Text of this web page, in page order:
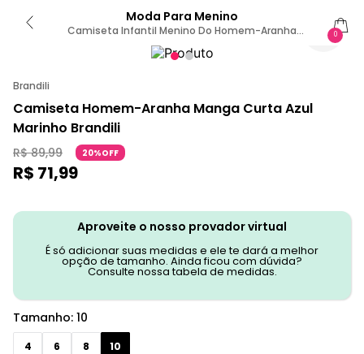
Moda Para Menino
Camiseta Infantil Menino Do Homem-Aranha
Brandili 10
0
Brandili
Camiseta Homem-Aranha Manga Curta Azul
Marinho Brandili
R$ 89,99 20%OFF
R$ 71,99
Aproveite o nosso provador virtual
É só adicionar suas medidas e ele te dará a melhor
opção de tamanho. Ainda ficou com dúvida?
Consulte nossa tabela de medidas.
Tamanho: 10
4 6 8 10